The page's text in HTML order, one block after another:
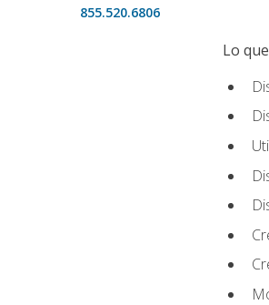
855.520.6806
Lo